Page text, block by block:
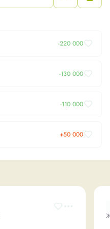
-220 000
-130 000
-110 000
+50 000